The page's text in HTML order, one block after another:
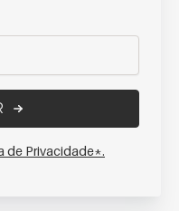
de Privacidade*.